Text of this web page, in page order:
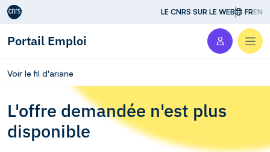
Aller au contenu LE CNRS SUR LE WEB FREN
Portail Emploi
Voir le fil d'ariane
L'offre demandée n'est plus
disponible